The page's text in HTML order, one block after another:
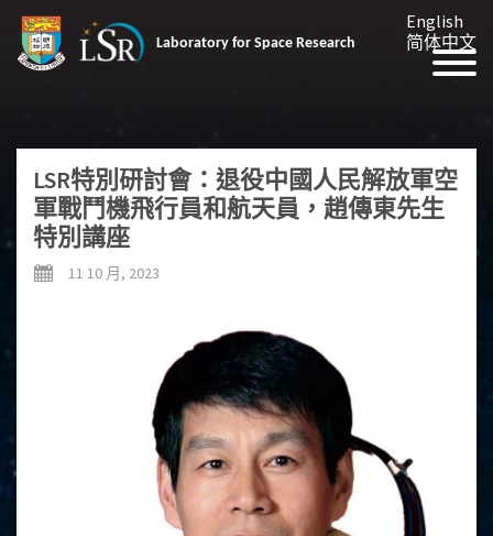
Laboratory for Space Research
English
简体中文
LSR特別研討會：退役中國人民解放軍空
軍戰鬥機飛行員和航天員，趙傳東先生
特別講座
11 10 月, 2023